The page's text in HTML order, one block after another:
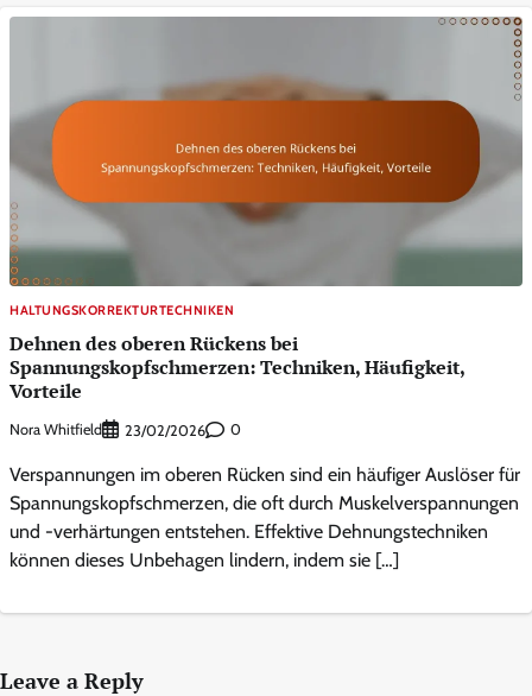
HALTUNGSKORREKTURTECHNIKEN
Dehnen des oberen Rückens bei
Spannungskopfschmerzen: Techniken, Häufigkeit,
Vorteile
Nora Whitfield 23/02/2026 0
Verspannungen im oberen Rücken sind ein häufiger Auslöser für
Spannungskopfschmerzen, die oft durch Muskelverspannungen
und -verhärtungen entstehen. Effektive Dehnungstechniken
können dieses Unbehagen lindern, indem sie […]
Leave a Reply